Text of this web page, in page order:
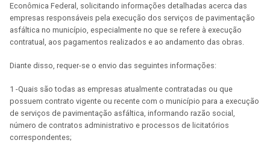
Econômica Federal, solicitando informações detalhadas acerca das
empresas responsáveis pela execução dos serviços de pavimentação
asfáltica no município, especialmente no que se refere à execução
contratual, aos pagamentos realizados e ao andamento das obras.
Diante disso, requer-se o envio das seguintes informações:
1 -Quais são todas as empresas atualmente contratadas ou que
possuem contrato vigente ou recente com o município para a execução
de serviços de pavimentação asfáltica, informando razão social,
número de contratos administrativo e processos de licitatórios
correspondentes;